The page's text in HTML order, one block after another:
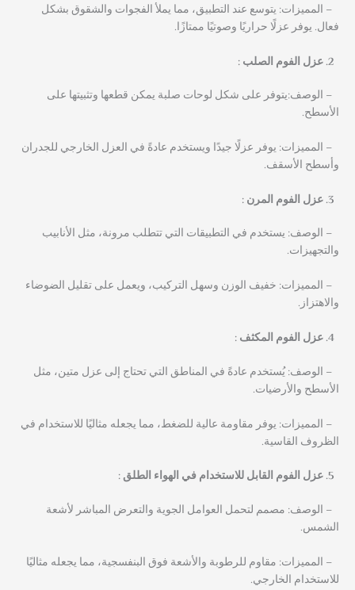
– المميزات: يتوسع عند التطبيق، مما يملأ الفجوات والشقوق بشكل
فعال. يوفر عزلًا حراريًا وصوتيًا ممتازًا.
عزل الفوم الصلب :
– الوصف:يتوفر على شكل لوحات صلبة يمكن قطعها وتثبيتها على
الأسطح.
– المميزات: يوفر عزلًا جيدًا ويستخدم عادةً في العزل الخارجي للجدران
وأسطح الأسقف.
عزل الفوم المرن :
– الوصف: يستخدم في التطبيقات التي تتطلب مرونة، مثل الأنابيب
والتجهيزات.
– المميزات: خفيف الوزن وسهل التركيب، ويعمل على تقليل الضوضاء
والاهتزاز.
عزل الفوم المكثف :
– الوصف: يُستخدم عادةً في المناطق التي تحتاج إلى عزل متين، مثل
الأسطح والأرضيات.
– المميزات: يوفر مقاومة عالية للضغط، مما يجعله مثاليًا للاستخدام في
الظروف القاسية.
عزل الفوم القابل للاستخدام في الهواء الطلق :
– الوصف: مصمم لتحمل العوامل الجوية والتعرض المباشر لأشعة
الشمس.
– المميزات: مقاوم للرطوبة والأشعة فوق البنفسجية، مما يجعله مثاليًا
للاستخدام الخارجي.